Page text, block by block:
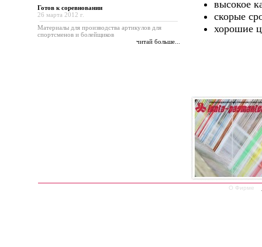
Готов к cоревновании
26 марта 2012 г.
Материалы для производства артикулов для
спортсменов и болейщиков
читай больше...
высокое
скорые
хорошие
О Фирме